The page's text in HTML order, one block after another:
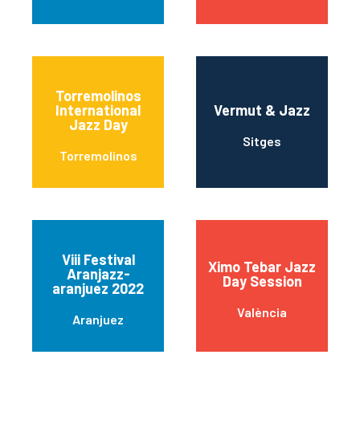
Torremolinos
International
Jazz Day
Torremolinos
Vermut & Jazz
Sitges
Viii Festival
Aranjazz-
aranjuez 2022
Aranjuez
Ximo Tebar Jazz
Day Session
València